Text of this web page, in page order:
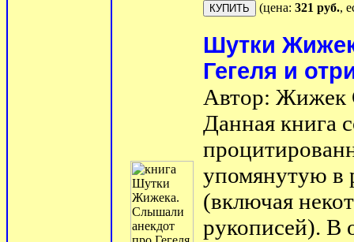
(цена: 321 руб.,
Шутки
Гегеля и
Автор: Жижек
Данная книга
упомянутую в
(включая
рукописей). В